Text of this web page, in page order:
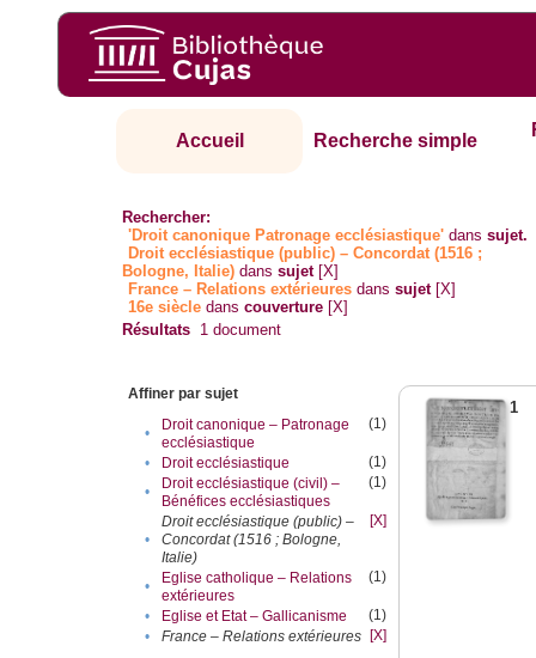
Accueil Recherche simple
Rechercher:
'Droit canonique Patronage ecclésiastique' danssujet.
Droit ecclésiastique (public) – Concordat (1516 ;
Bologne, Italie) danssujet [X]
France – Relations extérieures danssujet [X]
16e siècle danscouverture [X]
Résultats 1 document
Affiner par sujet
•
Droit canonique – Patronage
ecclésiastique
(1)
• Droit ecclésiastique
(1)
•
Droit ecclésiastique (civil) –
Bénéfices ecclésiastiques
(1)
•
Droit ecclésiastique (public) –
Concordat (1516 ; Bologne,
Italie)
[X]
•
Eglise catholique – Relations
extérieures
(1)
• Eglise et Etat – Gallicanisme
(1)
•
France – Relations extérieures [X]
1